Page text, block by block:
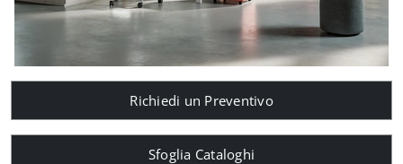
Richiedi un Preventivo
Sfoglia Cataloghi